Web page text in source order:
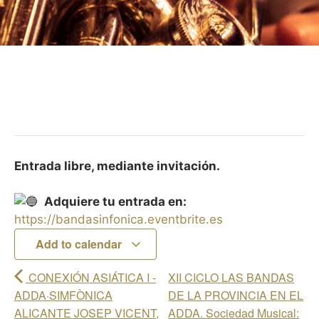
Entrada libre, mediante invitación.
Adquiere tu entrada en:
https://bandasinfonica.eventbrite.es
Add to calendar
CONEXIÓN ASIÁTICA I -
ADDA·SIMFÒNICA
ALICANTE JOSEP VICENT,
XII CICLO LAS BANDAS
DE LA PROVINCIA EN EL
ADDA. Sociedad Musical: